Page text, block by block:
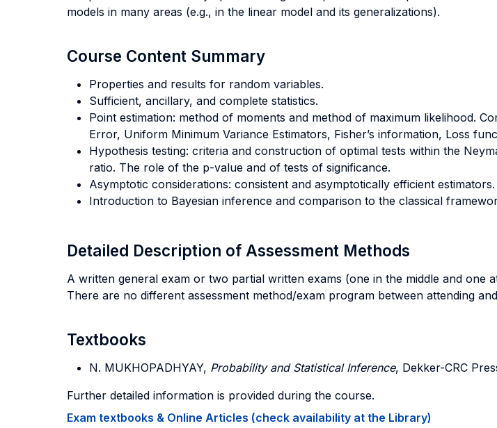
models in many areas (e.g., in the linear model and its generalizations).
Course Content Summary
Properties and results for random variables.
Sufficient, ancillary, and complete statistics.
Point estimation: method of moments and method of maximum likelihood.
Error, Uniform Minimum Variance Estimators, Fisher’s information, Loss
Hypothesis testing: criteria and construction of optimal tests within the
ratio. The role of the p-value and of tests of significance.
Asymptotic considerations: consistent and asymptotically efficient
Introduction to Bayesian inference and comparison to the classical
Detailed Description of Assessment Methods
A written general exam or two partial written exams (one in the middle and one
There are no different assessment method/exam program between attending
Textbooks
N. MUKHOPADHYAY, Probability and Statistical Inference, Dekker-CRC
Further detailed information is provided during the course.
Exam textbooks & Online Articles (check availability at the Library)